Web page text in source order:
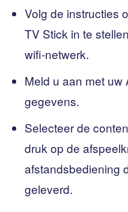
Volg de instructies
TV Stick in te
wifi-netwerk.
Meld u aan met
gegevens.
Selecteer de
druk op de
afstandsbediening
geleverd.